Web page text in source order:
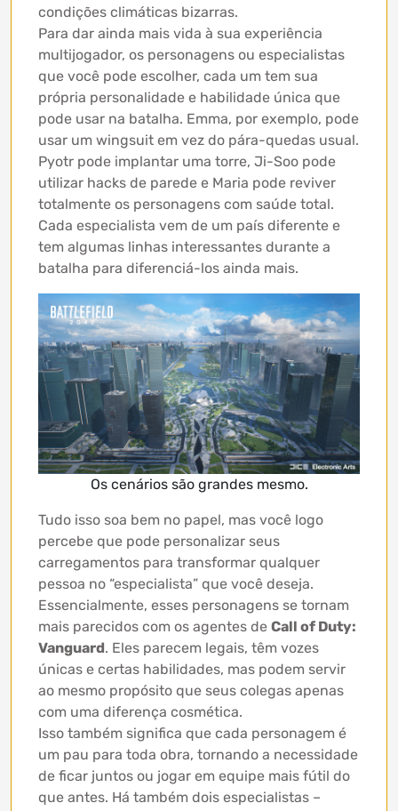
condições climáticas bizarras.
Para dar ainda mais vida à sua experiência
multijogador, os personagens ou especialistas
que você pode escolher, cada um tem sua
própria personalidade e habilidade única que
pode usar na batalha. Emma, ​​por exemplo, pode
usar um wingsuit em vez do pára-quedas usual.
Pyotr pode implantar uma torre, Ji-Soo pode
utilizar hacks de parede e Maria pode reviver
totalmente os personagens com saúde total.
Cada especialista vem de um país diferente e
tem algumas linhas interessantes durante a
batalha para diferenciá-los ainda mais.
Os cenários são grandes mesmo.
Tudo isso soa bem no papel, mas você logo
percebe que pode personalizar seus
carregamentos para transformar qualquer
pessoa no “especialista” que você deseja.
Essencialmente, esses personagens se tornam
mais parecidos com os agentes de Call of Duty:
Vanguard. Eles parecem legais, têm vozes
únicas e certas habilidades, mas podem servir
ao mesmo propósito que seus colegas apenas
com uma diferença cosmética.
Isso também significa que cada personagem é
um pau para toda obra, tornando a necessidade
de ficar juntos ou jogar em equipe mais fútil do
que antes. Há também dois especialistas –